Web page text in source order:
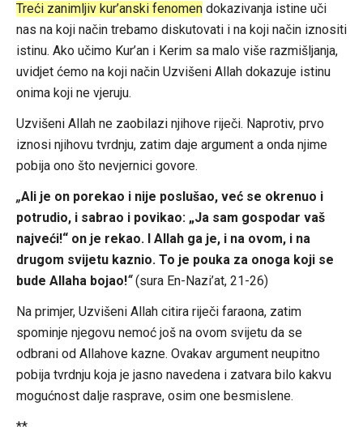
Treći zanimljiv kur’anski fenomendokazivanja istine uči
nas na koji način trebamo diskutovati i na koji način iznositi
istinu. Ako učimo Kur’an i Kerim sa malo više razmišljanja,
uvidjet ćemo na koji način Uzvišeni Allah dokazuje istinu
onima koji ne vjeruju.
Uzvišeni Allah ne zaobilazi njihove riječi. Naprotiv, prvo
iznosi njihovu tvrdnju, zatim daje argument a onda njime
pobija ono što nevjernici govore.
„Ali je on porekao i nije poslušao, već se okrenuo i
potrudio, i sabrao i povikao: „Ja sam gospodar vaš
najveći!“ on je rekao. I Allah ga je, i na ovom, i na
drugom svijetu kaznio. To je pouka za onoga koji se
bude Allaha bojao!“(sura En-Nazi’at, 21-26)
Na primjer, Uzvišeni Allah citira riječi faraona, zatim
spominje njegovu nemoć još na ovom svijetu da se
odbrani od Allahove kazne. Ovakav argument neupitno
pobija tvrdnju koja je jasno navedena i zatvara bilo kakvu
mogućnost dalje rasprave, osim one besmislene.